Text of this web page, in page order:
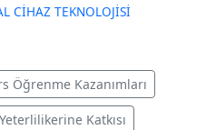
CİHAZ TEKNOLOJİSİ
Öğrenme Kazanımları
Katkısı